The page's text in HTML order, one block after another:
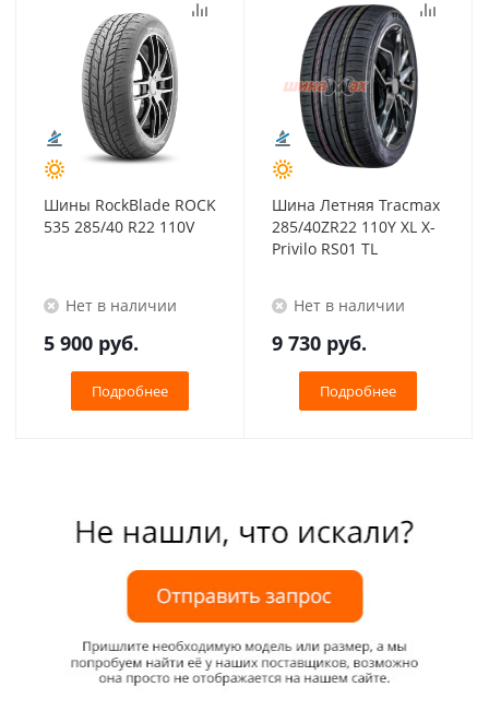
Шины RockBlade ROCK
535 285/40 R22 110V
Нет в наличии
5 900 руб.
Подробнее
Шина Летняя Tracmax
285/40ZR22 110Y XL X-
Privilo RS01 TL
Нет в наличии
9 730 руб.
Подробнее